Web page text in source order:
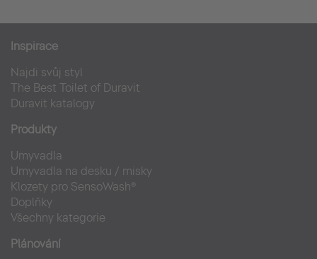
Inspirace
Najdi svůj styl
The Best Toilet of Duravit
Duravit katalogy
Produkty
Umyvadla
Umyvadla na desku / misky
Klozety pro SensoWash®
Doplňky
Všechny kategorie
Plánování